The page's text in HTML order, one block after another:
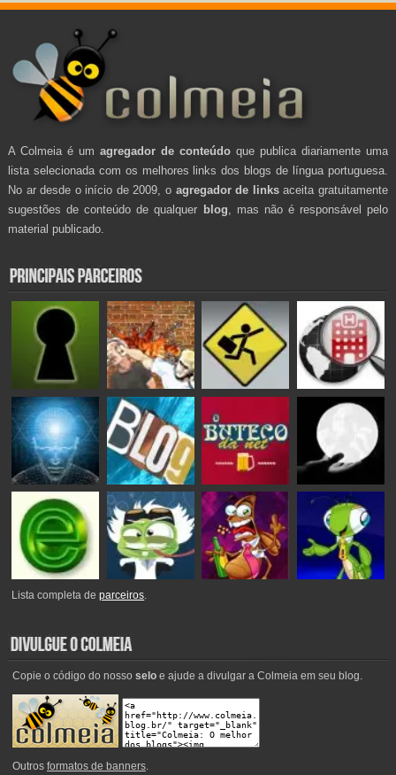
A Colmeia é um agregador de conteúdo que publica diariamente uma
lista selecionada com os melhores links dos blogs de língua portuguesa.
No ar desde o início de 2009, o agregador de linksaceita gratuitamente
sugestões de conteúdo de qualquer blog , mas não é responsável pelo
material publicado.
Lista completa deparceiros.
Copie o código do nosso seloe ajude a divulgar a Colmeia em seu blog.
Outros formatos de banners.